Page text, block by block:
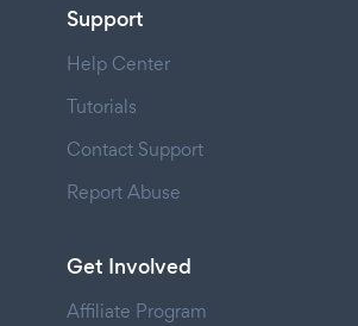
Support
Help Center
Tutorials
Contact Support
Report Abuse
Get Involved
Affiliate Program